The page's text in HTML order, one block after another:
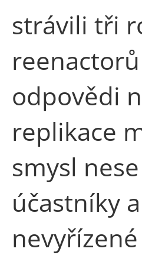
strávili tři
odpovědi
replikace
smysl
účastníky